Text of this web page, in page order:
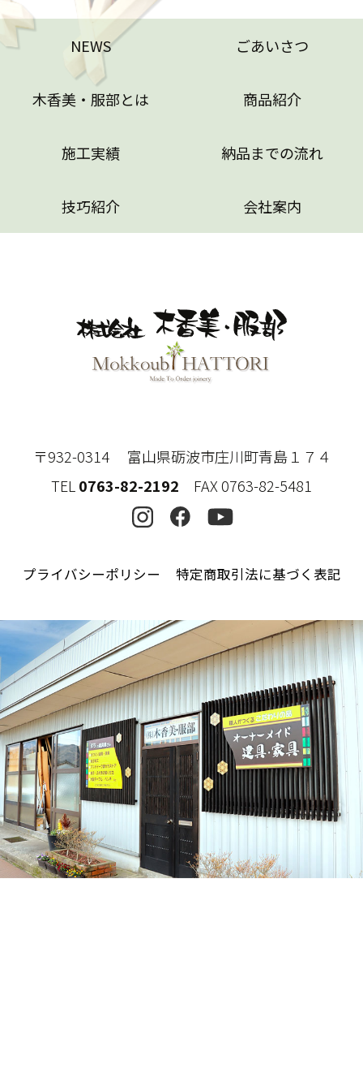
NEWS ごあいさつ
木香美・服部とは 商品紹介
施工実績 納品までの流れ
技巧紹介 会社案内
〒932-0314 富山県砺波市庄川町青島１７４
TEL 0763-82-2192 FAX 0763-82-5481
プライバシーポリシー 特定商取引法に基づく表記